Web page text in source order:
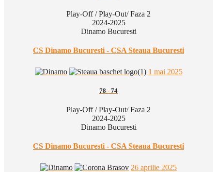
Play-Off / Play-Out/ Faza 2
2024-2025
Dinamo Bucuresti
CS Dinamo Bucuresti - CSA Steaua Bucuresti
1 mai 2025
78 - 74
Play-Off / Play-Out/ Faza 2
2024-2025
Dinamo Bucuresti
CS Dinamo Bucuresti - CSA Steaua Bucuresti
26 aprilie 2025